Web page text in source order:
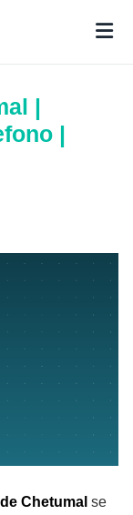
|
|
Chetumal se